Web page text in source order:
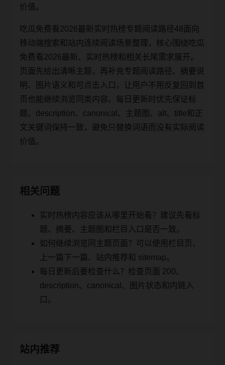
价值。
吃瓜免费看2026最新实时热榜专题阅读路径48面向
移动端搜索和站内连续阅读场景整理，核心围绕吃瓜
免费看2026最新、实时热榜和相关长尾需求展开。
页面先给出清晰主题，再补充专题阅读路径、摘要说
明、图片语义和可点击入口，让用户不用反复回到首
页也能继续浏览同类内容。每日更新时优先保证标
题、description、canonical、主题图、alt、title和正
文关键词保持一致，避免只替换词语而没有实际阅读
价值。
相关问题
实时热榜内容应该从哪里开始看？建议先看标
题、摘要、主题图和栏目入口是否一致。
如何继续浏览同主题页面？可以使用栏目页、
上一篇下一篇、站内推荐和 sitemap。
每日更新后要检查什么？检查页面 200、
description、canonical、图片状态和内链入
口。
站内推荐